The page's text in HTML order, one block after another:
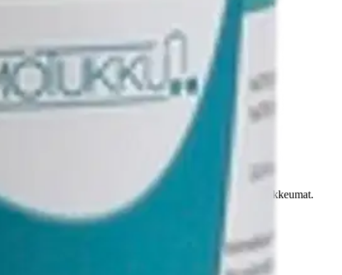
hajottaa tehokkaasti rasva-, tekstiili- ja muut orgaaniset tukkeumat.